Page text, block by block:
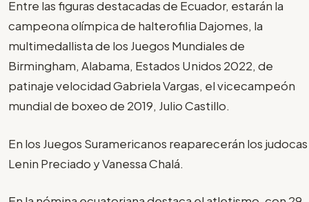
Entre las figuras destacadas de Ecuador, estarán la
campeona olímpica de halterofilia Dajomes, la
multimedallista de los Juegos Mundiales de
Birmingham, Alabama, Estados Unidos 2022, de
patinaje velocidad Gabriela Vargas, el vicecampeón
mundial de boxeo de 2019, Julio Castillo.
En los Juegos Suramericanos reaparecerán los judocas
Lenin Preciado y Vanessa Chalá.